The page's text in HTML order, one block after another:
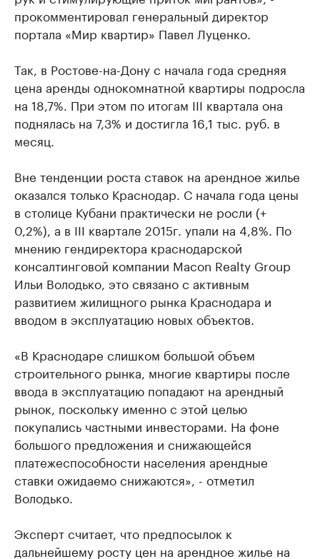
прокомментировал генеральный директор
портала «Мир квартир» Павел Луценко.
Так, в Ростове-на-Дону с начала года средняя
цена аренды однокомнатной квартиры подросла
на 18,7%. При этом по итогам III квартала она
поднялась на 7,3% и достигла 16,1 тыс. руб. в
месяц.
Вне тенденции роста ставок на арендное жилье
оказался только Краснодар. С начала года цены
в столице Кубани практически не росли (+
0,2%), а в III квартале 2015г. упали на 4,8%. По
мнению гендиректора краснодарской
консалтинговой компании Macon Realty Group
Ильи Володько, это связано с активным
развитием жилищного рынка Краснодара и
вводом в эксплуатацию новых объектов.
«В Краснодаре слишком большой объем
строительного рынка, многие квартиры после
ввода в эксплуатацию попадают на арендный
рынок, поскольку именно с этой целью
покупались частными инвесторами. На фоне
большого предложения и снижающейся
платежеспособности населения арендные
ставки ожидаемо снижаются», - отметил
Володько.
Эксперт считает, что предпосылок к
дальнейшему росту цен на арендное жилье на